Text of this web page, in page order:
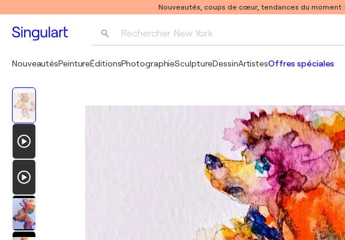
Nouveautés, coups de cœur, tendances du moment :
Rechercher New York
Pablo Picasso
NouveautésPeintureÉditionsPhotographieSculptureDessinArtistesOffres spéciales